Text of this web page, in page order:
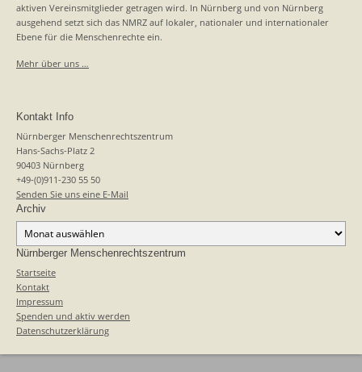
aktiven Vereinsmitglieder getragen wird. In Nürnberg und von Nürnberg
ausgehend setzt sich das NMRZ auf lokaler, nationaler und internationaler
Ebene für die Menschenrechte ein.
Mehr über uns …
Kontakt Info
Nürnberger Menschenrechtszentrum
Hans-Sachs-Platz 2
90403 Nürnberg
+49-(0)911-230 55 50
Senden Sie uns eine E-Mail
Archiv
Nürnberger Menschenrechtszentrum
Startseite
Kontakt
Impressum
Spenden und aktiv werden
Datenschutzerklärung